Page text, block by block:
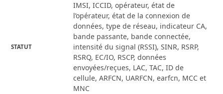
STATUT
IMSI, ICCID, opérateur, état de
l’opérateur, état de la connexion de
données, type de réseau, indicateur CA,
bande passante, bande connectée,
intensité du signal (RSSI), SINR, RSRP,
RSRQ, EC/IO, RSCP, données
envoyées/reçues, LAC, TAC, ID de
cellule, ARFCN, UARFCN, earfcn, MCC et
MNC